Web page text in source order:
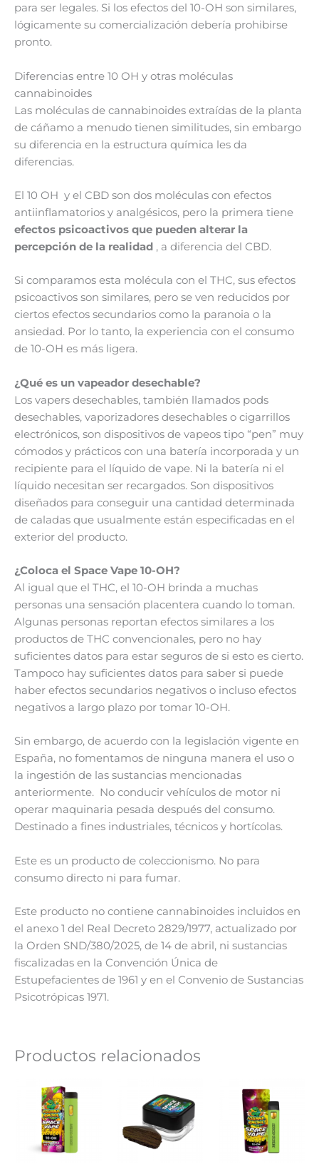
para ser legales. Si los efectos del 10-OH son similares,
lógicamente su comercialización debería prohibirse
pronto.
Diferencias entre 10 OH y otras moléculas
cannabinoides
Las moléculas de cannabinoides extraídas de la planta
de cáñamo a menudo tienen similitudes, sin embargo
su diferencia en la estructura química les da
diferencias.
El 10 OH y el CBD son dos moléculas con efectos
antiinflamatorios y analgésicos, pero la primera tiene
efectos psicoactivos que pueden alterar la
percepción de la realidad , a diferencia del CBD.
Si comparamos esta molécula con el THC, sus efectos
psicoactivos son similares, pero se ven reducidos por
ciertos efectos secundarios como la paranoia o la
ansiedad. Por lo tanto, la experiencia con el consumo
de 10-OH es más ligera.
¿Qué es un vapeador desechable?
Los vapers desechables, también llamados pods
desechables, vaporizadores desechables o cigarrillos
electrónicos, son dispositivos de vapeos tipo “pen” muy
cómodos y prácticos con una batería incorporada y un
recipiente para el líquido de vape. Ni la batería ni el
líquido necesitan ser recargados. Son dispositivos
diseñados para conseguir una cantidad determinada
de caladas que usualmente están especificadas en el
exterior del producto.
¿Coloca el Space Vape 10-OH?
Al igual que el THC, el 10-OH brinda a muchas
personas una sensación placentera cuando lo toman.
Algunas personas reportan efectos similares a los
productos de THC convencionales, pero no hay
suficientes datos para estar seguros de si esto es cierto.
Tampoco hay suficientes datos para saber si puede
haber efectos secundarios negativos o incluso efectos
negativos a largo plazo por tomar 10-OH.
Sin embargo, de acuerdo con la legislación vigente en
España, no fomentamos de ninguna manera el uso o
la ingestión de las sustancias mencionadas
anteriormente. No conducir vehículos de motor ni
operar maquinaria pesada después del consumo.
Destinado a fines industriales, técnicos y hortícolas.
Este es un producto de coleccionismo. No para
consumo directo ni para fumar.
Este producto no contiene cannabinoides incluidos en
el anexo 1 del Real Decreto 2829/1977, actualizado por
la Orden SND/380/2025, de 14 de abril, ni sustancias
fiscalizadas en la Convención Única de
Estupefacientes de 1961 y en el Convenio de Sustancias
Psicotrópicas 1971.
Productos relacionados